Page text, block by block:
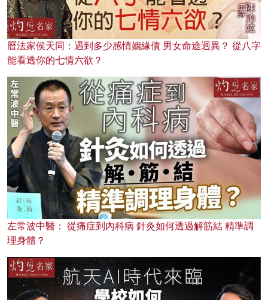
曆法家侯天同：遇到多少感情姻緣債 男女命途迥異？ 從八字
能看透你的七情六欲？
左常波中醫： 從痛症到內科病 針灸如何透過解筋結 精準調
理身體？